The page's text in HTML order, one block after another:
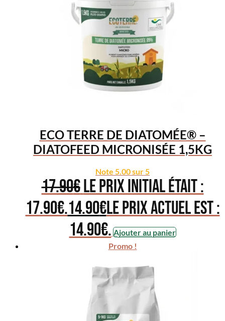
ECO TERRE DE DIATOMÉE® –
DIATOFEED MICRONISÉE 1,5KG
Note 5.00sur 5
17.90€Le prix initial était :
17.90€.14.90€Le prix actuel est :
14.90€. Ajouter au panier
Promo !